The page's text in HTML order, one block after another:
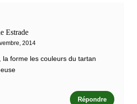
Estrade
2014
la forme les couleurs du tartan
Répondre